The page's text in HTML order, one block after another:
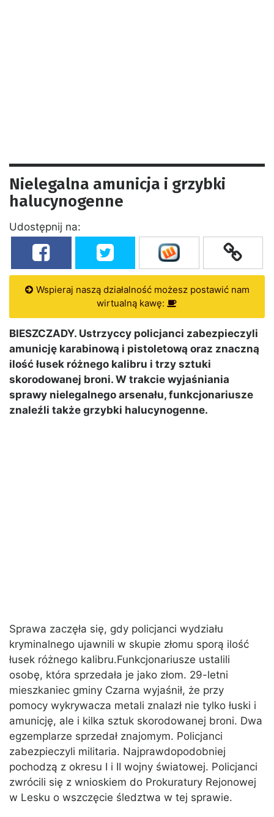
Nielegalna amunicja i grzybki
halucynogenne
Udostępnij na:
Wspieraj naszą działalność możesz postawić nam
wirtualną kawę:
BIESZCZADY. Ustrzyccy policjanci zabezpieczyli
amunicję karabinową i pistoletową oraz znaczną
ilość łusek różnego kalibru i trzy sztuki
skorodowanej broni. W trakcie wyjaśniania
sprawy nielegalnego arsenału, funkcjonariusze
znaleźli także grzybki halucynogenne.
Sprawa zaczęła się, gdy policjanci wydziału
kryminalnego ujawnili w skupie złomu sporą ilość
łusek różnego kalibru.Funkcjonariusze ustalili
osobę, która sprzedała je jako złom. 29-letni
mieszkaniec gminy Czarna wyjaśnił, że przy
pomocy wykrywacza metali znalazł nie tylko łuski i
amunicję, ale i kilka sztuk skorodowanej broni. Dwa
egzemplarze sprzedał znajomym. Policjanci
zabezpieczyli militaria. Najprawdopodobniej
pochodzą z okresu I i II wojny światowej. Policjanci
zwrócili się z wnioskiem do Prokuratury Rejonowej
w Lesku o wszczęcie śledztwa w tej sprawie.